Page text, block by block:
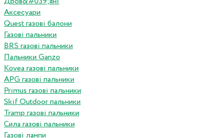
Аксесуари
Quest газові балони
Газові пальники
BRS газові пальники
Пальники Ganzo
Kovea газові пальники
APG газові пальники
Primus газові пальники
Skif Outdoor пальники
Tramp газові пальники
Сила газові пальники
Газові лампи